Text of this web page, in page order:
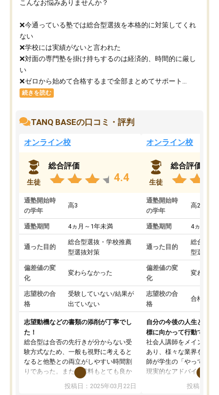
こんなお悩みありませんか？
❌今通っている塾では総合型選抜を本格的に対策してくれ
ない
❌学校には実績がないと言われた
❌対面の専門塾を掛け持ちするのは経済的、時間的に厳し
い
❌ゼロから始めて合格するまで全部まとめてサポート...
続きを読む
TANQ BASEの口コミ・評判
オンライン校
生徒
総合評価
4.4
通塾開始時
の学年
高3
通塾期間 4ヵ月～1年未満
通った目的
総合型選抜・学校推薦
型選抜対策
偏差値の変
化
変わらなかった
志望校の合
格
受験していない/結果が
出ていない
志望動機などの書類の添削が丁寧でし
た！
総合型は合否の先行きが分からない受
験方式なため、一般も視野に考えると
なると他塾との両立がしやすい時間割
りであった。また授業料もとても良か
総合型の多くの塾は大学生が見ること
投稿日：2025年03月22日
オンライン校
生徒
総合評価
通塾開始時
の学年
高2
通塾期間 4ヵ月～1
通った目的
総合型選
型選抜対
偏差値の変
化
変わらな
志望校の合
格
合格した
自分の今後の人生と真剣
標に向かって行動できる
社会人講師をメインとし
あり、様々な業界を経験
師が学生の「やってみた
現実的なアドバイスを行
分野について学生知識
投稿日：